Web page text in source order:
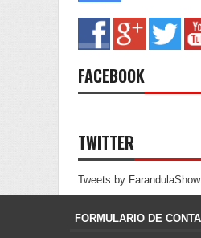
FACEBOOK
TWITTER
Tweets by FarandulaShow
FORMULARIO DE